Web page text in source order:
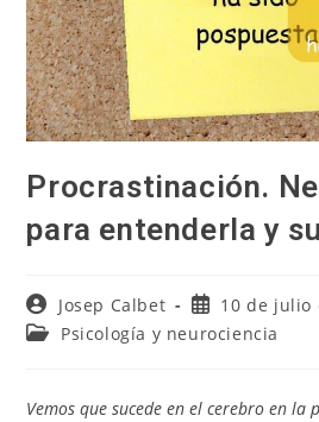
Procrastinación.
para entenderla y
Autor
de
Josep Calbet
Publicación
de
10 de julio
Categoría
entrada:
Psicología y neurociencia
Vemos que sucede en el cerebro en la